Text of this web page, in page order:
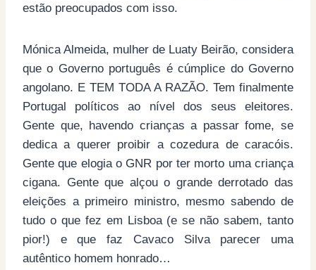
estão preocupados com isso.
Mónica Almeida, mulher de Luaty Beirão, considera
que o Governo português é cúmplice do Governo
angolano. E TEM TODA A RAZÃO. Tem finalmente
Portugal políticos ao nível dos seus eleitores.
Gente que, havendo crianças a passar fome, se
dedica a querer proibir a cozedura de caracóis.
Gente que elogia o GNR por ter morto uma criança
cigana. Gente que alçou o grande derrotado das
eleições a primeiro ministro, mesmo sabendo de
tudo o que fez em Lisboa (e se não sabem, tanto
pior!) e que faz Cavaco Silva parecer uma
autêntico homem honrado…